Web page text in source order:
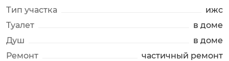
Тип участка
ижс
Туалет
в доме
Душ
в доме
Ремонт
частичный ремонт